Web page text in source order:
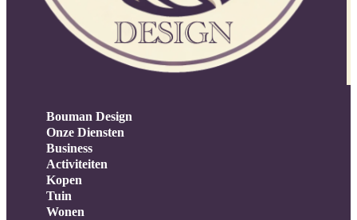
Bouman Design
Onze Diensten
Business
Activiteiten
Kopen
Tuin
Wonen